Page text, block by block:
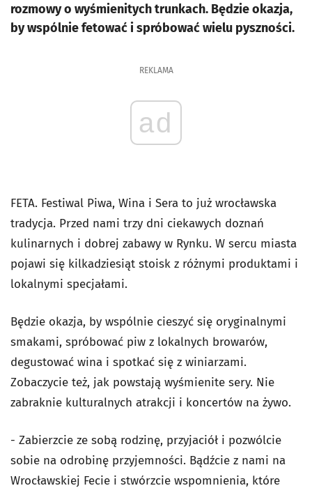
rozmowy o wyśmienitych trunkach. Będzie okazja,
by wspólnie fetować i spróbować wielu pyszności.
REKLAMA
ad
FETA. Festiwal Piwa, Wina i Sera to już wrocławska
tradycja. Przed nami trzy dni ciekawych doznań
kulinarnych i dobrej zabawy w Rynku. W sercu miasta
pojawi się kilkadziesiąt stoisk z różnymi produktami i
lokalnymi specjałami.
Będzie okazja, by wspólnie cieszyć się oryginalnymi
smakami, spróbować piw z lokalnych browarów,
degustować wina i spotkać się z winiarzami.
Zobaczycie też, jak powstają wyśmienite sery. Nie
zabraknie kulturalnych atrakcji i koncertów na żywo.
- Zabierzcie ze sobą rodzinę, przyjaciół i pozwólcie
sobie na odrobinę przyjemności. Bądźcie z nami na
Wrocławskiej Fecie i stwórzcie wspomnienia, które